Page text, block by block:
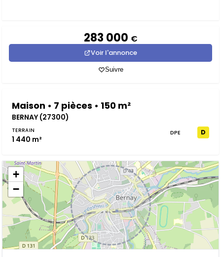
283 000 €
Voir l'annonce
Suivre
Maison • 7 pièces • 150 m²
BERNAY (27300)
TERRAIN
1 440 m²
DPE D
+
−